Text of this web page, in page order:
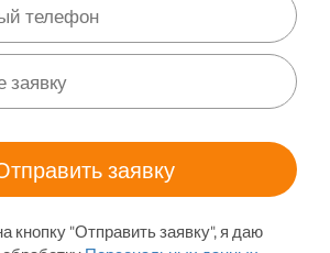
кнопку "Отправить заявку", я даю